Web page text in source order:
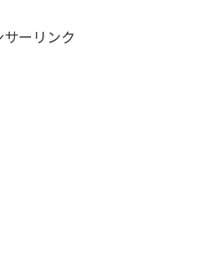
ン・カシメジョイントセット チ
ェーン銘柄：RK製STD520R-
ーリンク